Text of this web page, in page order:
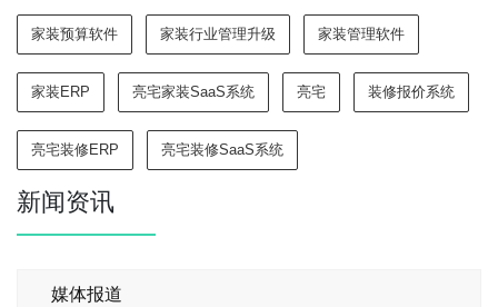
家装预算软件 家装行业管理升级 家装管理软件
家装ERP 亮宅家装SaaS系统 亮宅 装修报价系统
亮宅装修ERP 亮宅装修SaaS系统
新闻资讯
媒体报道